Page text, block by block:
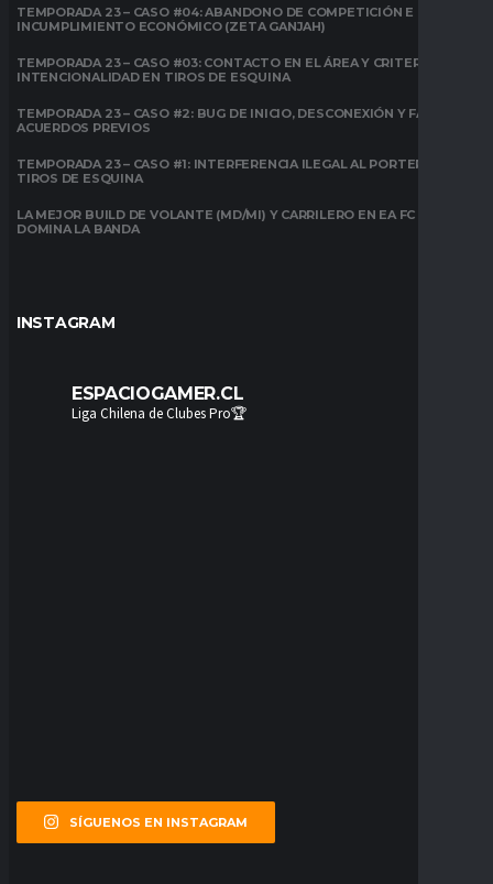
TEMPORADA 23 – CASO #04: ABANDONO DE COMPETICIÓN E
INCUMPLIMIENTO ECONÓMICO (ZETA GANJAH)
TEMPORADA 23 – CASO #03: CONTACTO EN EL ÁREA Y CRITERIO DE
INTENCIONALIDAD EN TIROS DE ESQUINA
TEMPORADA 23 – CASO #2: BUG DE INICIO, DESCONEXIÓN Y FALTA DE
ACUERDOS PREVIOS
TEMPORADA 23 – CASO #1: INTERFERENCIA ILEGAL AL PORTERO EN
TIROS DE ESQUINA
LA MEJOR BUILD DE VOLANTE (MD/MI) Y CARRILERO EN EA FC 26:
DOMINA LA BANDA
INSTAGRAM
ESPACIOGAMER.CL
Liga Chilena de Clubes Pro🏆
SÍGUENOS EN INSTAGRAM